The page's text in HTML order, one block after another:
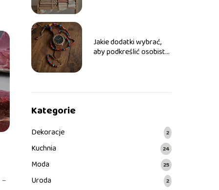
Jakie dodatki wybrać,
aby podkreślić osobisty
Kategorie
Dekoracje 2
Kuchnia 24
Moda 25
Uroda 2